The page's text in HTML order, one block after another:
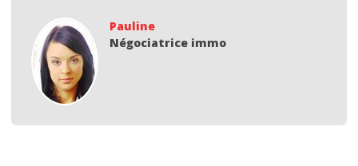
Pauline
Négociatrice immo